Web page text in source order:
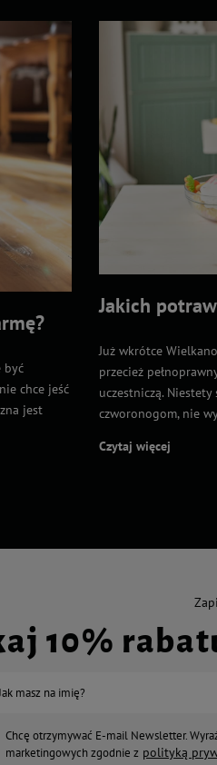
być
chce jeść
jest
Jakich
Już wkrótce
przecież
uczestniczą. Niestety
czworonogom, nie
Czytaj więcej
10%
masz na imię?
Chcę otrzymywać E-mail Newsletter.
marketingowych zgodnie z polityką